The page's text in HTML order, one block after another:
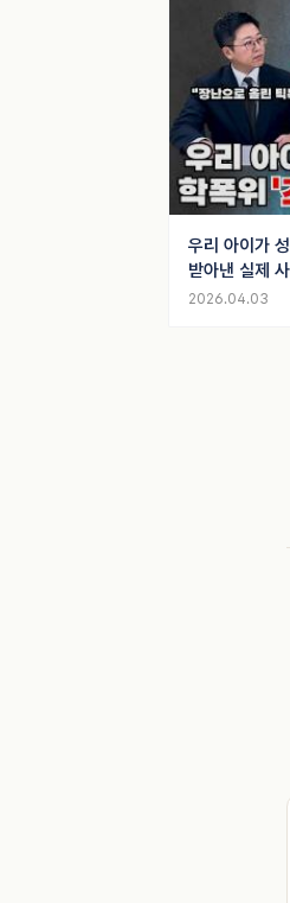
우리 아이가
받아낸 실제
2026.04.03